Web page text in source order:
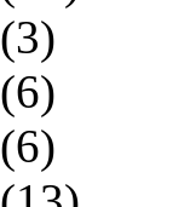
(3)
(6)
(6)